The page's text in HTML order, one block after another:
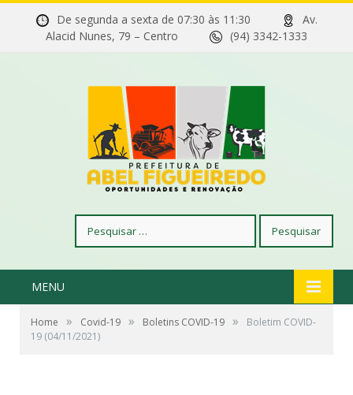
De segunda a sexta de 07:30 às 11:30
Av.
Alacid Nunes, 79 – Centro
(94) 3342-1333
por:
MENU
Home » Covid-19 » Boletins COVID-19 »
Boletim COVID-
19 (04/11/2021)